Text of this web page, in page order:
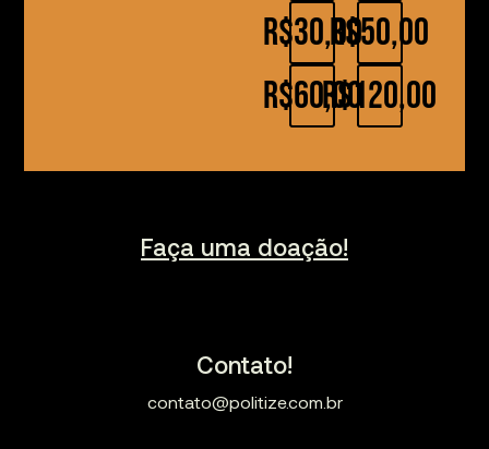
R$30,00
R$60,00
R$50,00
R$120,00
Faça uma doação!
Contato!
contato@politize.com.br